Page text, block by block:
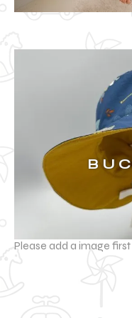
Please add a image first